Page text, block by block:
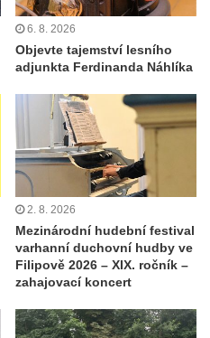
6. 8. 2026
Objevte tajemství lesního
adjunkta Ferdinanda Náhlíka
2. 8. 2026
Mezinárodní hudební festival
varhanní duchovní hudby ve
Filipově 2026 – XIX. ročník –
zahajovací koncert